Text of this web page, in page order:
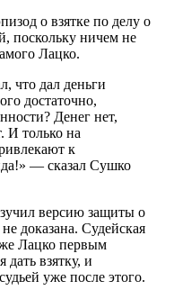
о взятке по делу о
поскольку ничем не
Лацко.
что дал деньги
достаточно,
Денег нет,
И только на
к
— сказал Сушко
версию защиты о
доказана. Судейская
Лацко первым
взятку, и
уже после этого.